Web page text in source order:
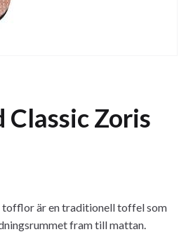
Zoris
är en traditionell toffel som
fram till mattan.